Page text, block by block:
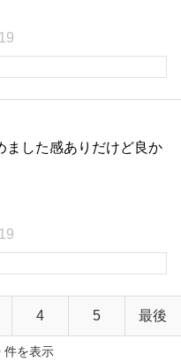
ました感ありだけど良か
4 5 最後
件を表示